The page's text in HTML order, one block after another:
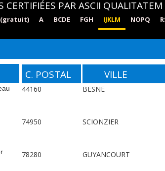
CERTIFIÉES PAR ASCII
(gratuit) A BCDE FGH IJKLM NOPQ
C. POSTAL
44160
74950
78280
VILLE
BESNE
SCIONZIER
GUYANCOURT